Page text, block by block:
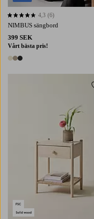
NIMBUS sängbord
399 SEK
Vårt bästa pris!
3 färger
4,3 baserat på 6 st betyg
4,3 (6)